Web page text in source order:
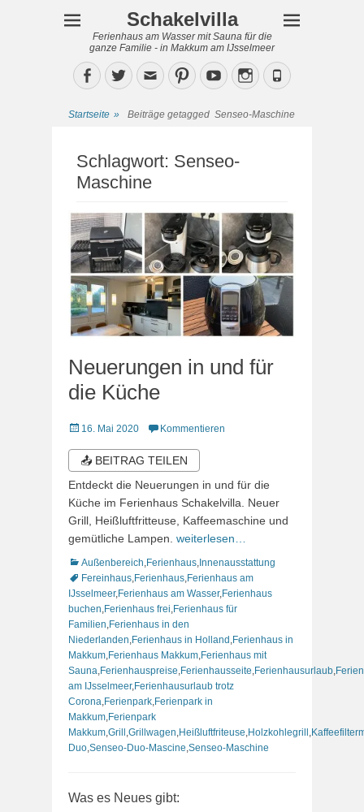
Schakelvilla
Ferienhaus am Wasser mit Sauna für die
ganze Familie - in Makkum am IJsselmeer
Facebook
TwitterEmailPinterestYouTubeInstagram
Phone
Startseite » Beiträge getagged Senseo-Maschine
Schlagwort: Senseo-
Maschine
Neuerungen in und für
die Küche
Veröffentlicht
16. Mai 2020 Kommentieren
📤 BEITRAG TEILEN
Entdeckt die Neuerungen in und für die
Küche im Ferienhaus Schakelvilla. Neuer
Grill, Heißluftfritteuse, Kaffeemaschine und
gemütliche Lampen. weiterlesen…
Kategorien
Außenbereich Ferienhaus Innenausstattung
Fereinhaus Ferienhaus Ferienhaus am
IJsselmeer, Ferienhaus am Wasser, Ferienhaus
buchen Ferienhaus frei Ferienhaus für
Familien Ferienhaus in den
Niederlanden Ferienhaus in Holland Ferienhaus in
Makkum Ferienhaus Makkum Ferienhaus mit
Sauna Ferienhauspreise Ferienhausseite Ferienhausurlaub
am IJsselmeer, Ferienhausurlaub trotz
Corona Ferienpark Ferienpark in
Makkum Ferienpark
Makkum Grill Grillwagen Heißluftfriteuse Holzkohlegrill
Duo Senseo-Duo-Mascine Senseo-Maschine
Was es Neues gibt: